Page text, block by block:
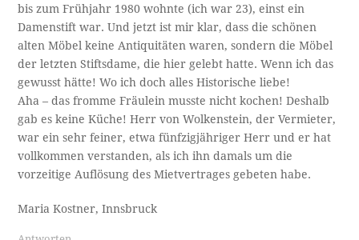
bis zum Frühjahr 1980 wohnte (ich war 23), einst ein
Damenstift war. Und jetzt ist mir klar, dass die schönen
alten Möbel keine Antiquitäten waren, sondern die Möbel
der letzten Stiftsdame, die hier gelebt hatte. Wenn ich das
gewusst hätte! Wo ich doch alles Historische liebe!
Aha – das fromme Fräulein musste nicht kochen! Deshalb
gab es keine Küche! Herr von Wolkenstein, der Vermieter,
war ein sehr feiner, etwa fünfzigjähriger Herr und er hat
vollkommen verstanden, als ich ihn damals um die
vorzeitige Auflösung des Mietvertrages gebeten habe.
Maria Kostner, Innsbruck